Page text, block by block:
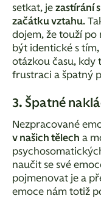
setkat, je zastírání
začátku vztahu.
dojem, že touží po
být identické s
otázkou času, kdy
frustraci a špatný
3. Špatné
Nezpracované
v našich tělech a
naučit se své
pojmenovat je a
emoce nám totiž